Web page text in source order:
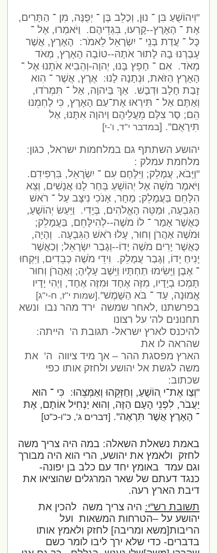
"וִיהוֹשֻׁעַ בִּן ־ נוּן, וְכָלֵב בֶּן ־ יְפֻנֶּה, מִן ־ הַתָּרִים,
אֶת ־ הָאָרֶץ--קָרְעוּ, בִּגְדֵיהֶם. וַיֹּאמְרוּ, אֶל ־
כָּל ־ עֲדַת בְּנֵי ־ יִשְׂרָאֵל לֵאמֹר: הָאָרֶץ, אֲשֶׁר
עָבַרְנוּ בָהּ לָתוּר אֹתָהּ--טוֹבָה הָאָרֶץ, מְאֹד
מְאֹד. אִם ־ חָפֵץ בָּנוּ, יְהוָה-וְהֵבִיא אֹתָנוּ אֶל ־
הָאָרֶץ הַזֹּאת, וּנְתָנָהּ לָנוּ: אֶרֶץ, אֲשֶׁר ־ הִוא
זָבַת חָלָב וּדְבָשׁ. אַךְ בַּיהוָה, אַל ־ תִּמְרֹדוּ,
וְאַתֶּם אַל ־ תִּירְאוּ אֶת־עַם הָאָרֶץ, כִּי לַחְמֵנוּ
הֵם; סָר צִלָּם מֵעֲלֵיהֶם וַיהוָה אִתָּנוּ, אַל
תִּירָאֻם". [במדבר י"ד, ו'-י]
יהושע השתתף גם במלחמות ישראל, כגון:
מלחמת עמלק :
"וַיָּבֹא, עֲמָלֵק; וַיִּלָּחֶם עִם ־ יִשְׂרָאֵל, בִּרְפִידִם.
וַיֹּאמֶר מֹשֶׁה אֶל יְהוֹשֻׁעַ בְּחַר לָנוּ אֲנָשִׁים, וְצֵא
הִלָּחֵם בַּעֲמָלֵק; מָחָר, אָנֹכִי נִיצָּב עַל ־ רֹאשׁ
הַגִּבְעָה, וּמַטֵּה הָאֱלֹהִים, בְּיָדִי. וַיַּעַשׂ יְהוֹשֻׁעַ,
כַּאֲשֶׁר אָמַר ־ לוֹ מֹשֶׁה--לְהִילָּחֵם, בַּעֲמָלֵק;
וּמֹשֶׁה אַהֲרֹן וְחוּר, עָלוּ רֹאשׁ הַגִּבְעָה. וְהָיָה,
כַּאֲשֶׁר יָרִים מֹשֶׁה יָדוֹ--וְגָבַר יִשְׂרָאֵל; וְכַאֲשֶׁר
יָנִיחַ יָדוֹ, וְגָבַר עֲמָלֵק. וִידֵי מֹשֶׁה כְּבֵדִים, וַיִּקְחוּ
־ אֶבֶן וַיָּשִׂימוּ תַחְתָּיו וַיֵּשֶׁב עָלֶיהָ; וְאַהֲרֹן וְחוּר
תָּמְכוּ בְיָדָיו, מִזֶּה אֶחָד וּמִזֶּה אֶחָד, וַיְהִי יָדָיו
אֱמוּנָה, עַד ־ בֹּא הַשָּׁמֶשׁ".[שמות י"ז, ח-י"ג]
בפרשתנו ,לאחר שמשה ירד מהר נבו ונשא
תחנונים לה' על רצונו
להיכנס לארץ ישראל- תגובת ה' הייתה:
שהראה לו את
הארץ מפסגת ההר – אך מיד ציווה ה' את
משה לגשת אל יהושע ולחזק אותו כפי
שכתוב:
"וְצַו אֶת־י ְהוֹשֻׁעַ, וְחַזְּקֵהוּ וְאַמְּצֵהוּ: כִּי ־ הוּא
יַעֲבֹר, לִפְנֵי הָעָם הַזֶּה, וְהוּא יַנְחִיל אוֹתָם, אֶת
־ הָאָרֶץ אֲשֶׁר תִּרְאֶה". [דברים ג', כ"ו-כ"ט]
באמת נשאלת השאלה: במה היה צריך משה
לחזק ולאמץ את יהושע, הרי הוא היה מבורך
וגם עמד באומץ יחד עם כלב בן יפונה-
כנגד דעתם של שאר המרגלים שהוציאו את
דיבת הארץ רעה.
תשובת רש"י:היה צריך משה להכין את
יהושע על –הטרחות המשאות ועל
הריבות[משא ומריבה] לחזק ולאמץ אותו
בדברים- כדי שלא ירך ליבו לומר כשם